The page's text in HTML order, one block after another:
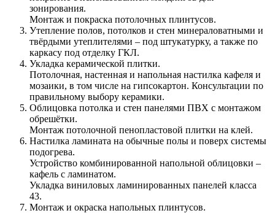
зонирования.
Монтаж и покраска потолочных плинтусов.
Утепление полов, потолков и стен минераловатными и
твёрдыми утеплителями – под штукатурку, а также по
каркасу под отделку ГКЛ.
Укладка керамической плитки.
Потолочная, настенная и напольная настилка кафеля и
мозаики, в том числе на гипсокартон. Консультации по
правильному выбору керамики.
Облицовка потолка и стен панелями ПВХ с монтажом
обрешётки.
Монтаж потолочной пенопластовой плитки на клей.
Настилка ламината на обычные полы и поверх системы
подогрева.
Устройство комбинированной напольной облицовки –
кафель с ламинатом.
Укладка виниловых ламинированных панелей класса
43.
Монтаж и окраска напольных плинтусов.